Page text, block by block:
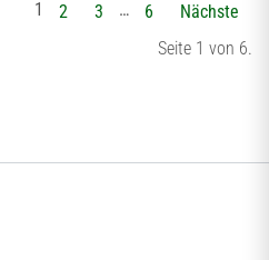
Seite 1 von 6.
1 2 3 … 6 Nächste